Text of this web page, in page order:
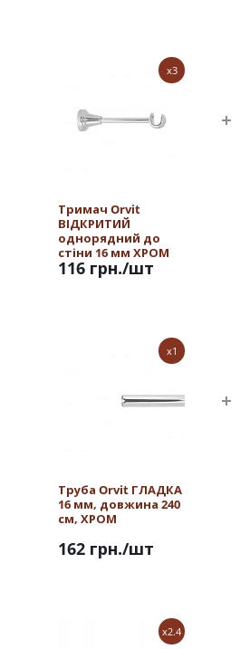
x3
Тримач Orvit
ВІДКРИТИЙ
однорядний до
стіни 16 мм ХРОМ
116 грн./шт
x1
Труба Orvit ГЛАДКА
16 мм, довжина 240
см, ХРОМ
162 грн./шт
x2.4